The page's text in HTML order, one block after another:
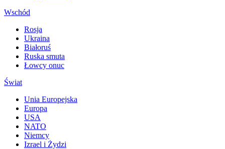
Wschód
Rosja
Ukraina
Białoruś
Ruska smuta
Łowcy onuc
Świat
Unia Europejska
Europa
USA
NATO
Niemcy
Izrael i Żydzi